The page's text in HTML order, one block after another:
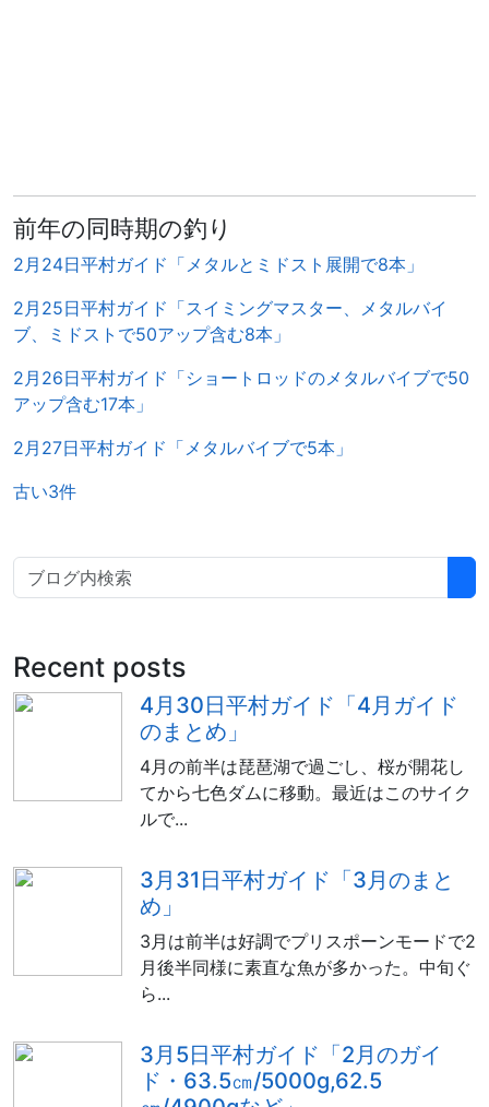
前年の同時期の釣り
2月24日平村ガイド「メタルとミドスト展開で8本」
2月25日平村ガイド「スイミングマスター、メタルバイ
ブ、ミドストで50アップ含む8本」
2月26日平村ガイド「ショートロッドのメタルバイブで50
アップ含む17本」
2月27日平村ガイド「メタルバイブで5本」
古い3件
Recent posts
4月30日平村ガイド「4月ガイド
のまとめ」
4月の前半は琵琶湖で過ごし、桜が開花し
てから七色ダムに移動。最近はこのサイク
ルで...
3月31日平村ガイド「3月のまと
め」
3月は前半は好調でプリスポーンモードで2
月後半同様に素直な魚が多かった。中旬ぐ
ら...
3月5日平村ガイド「2月のガイ
ド・63.5㎝/5000g,62.5